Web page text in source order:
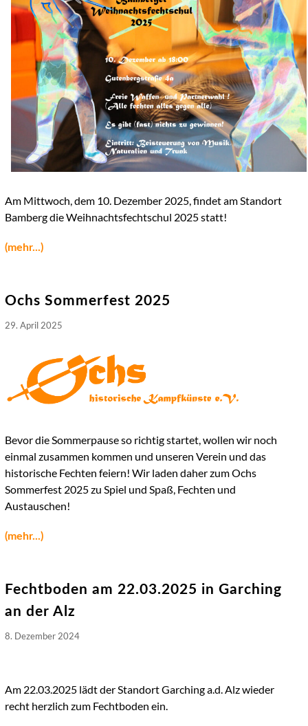
Am Mittwoch, dem 10. Dezember 2025, findet am Standort
Bamberg die Weihnachtsfechtschul 2025 statt!
(mehr...)
Ochs Sommerfest 2025
29. April 2025
Bevor die Sommerpause so richtig startet, wollen wir noch
einmal zusammen kommen und unseren Verein und das
historische Fechten feiern! Wir laden daher zum Ochs
Sommerfest 2025 zu Spiel und Spaß, Fechten und
Austauschen!
(mehr...)
Fechtboden am 22.03.2025 in Garching
an der Alz
8. Dezember 2024
Am 22.03.2025 lädt der Standort Garching a.d. Alz wieder
recht herzlich zum Fechtboden ein.